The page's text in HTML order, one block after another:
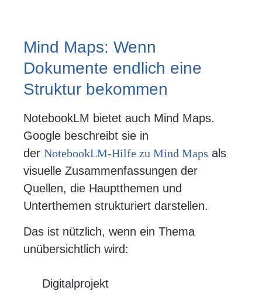
Mind Maps: Wenn
Dokumente endlich eine
Struktur bekommen
NotebookLM bietet auch Mind Maps.
Google beschreibt sie in
der NotebookLM-Hilfe zu Mind Maps als
visuelle Zusammenfassungen der
Quellen, die Hauptthemen und
Unterthemen strukturiert darstellen.
Das ist nützlich, wenn ein Thema
unübersichtlich wird:
Digitalprojekt